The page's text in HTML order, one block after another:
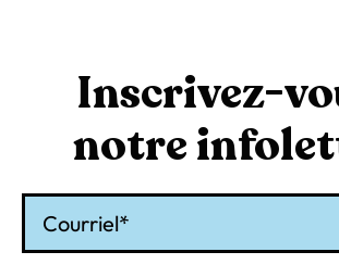
Inscrivez-
notre